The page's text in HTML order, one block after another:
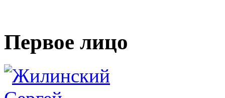
Первое лицо